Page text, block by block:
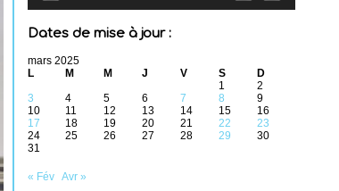
Dates de mise à jour :
mars 2025
L
M M J V S
D
1
2
3
4 5 6 7 8
9
10
11 12 13 14 15
16
17
18 19 20 21 22
23
24
25 26 27 28 29
30
31
« Fév Avr »